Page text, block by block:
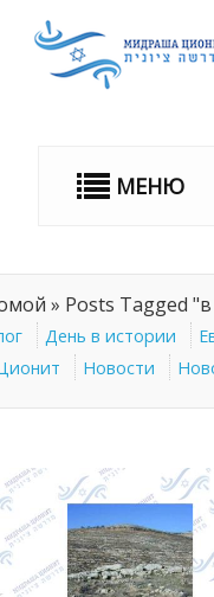
МЕНЮ
» Posts Tagged
День в истории
Новости